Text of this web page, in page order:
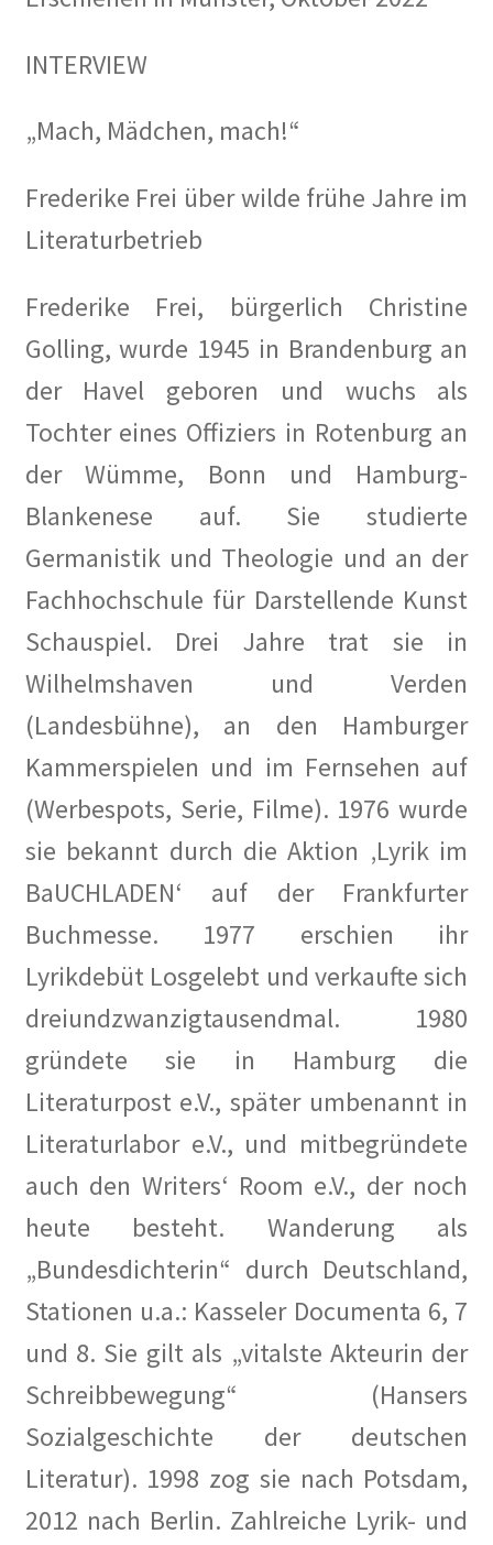
INTERVIEW
„Mach, Mädchen, mach!“
Frederike Frei über wilde frühe Jahre im
Literaturbetrieb
Frederike Frei, bürgerlich Christine
Golling, wurde 1945 in Brandenburg an
der Havel geboren und wuchs als
Tochter eines Offiziers in Rotenburg an
der Wümme, Bonn und Hamburg-
Blankenese auf. Sie studierte
Germanistik und Theologie und an der
Fachhochschule für Darstellende Kunst
Schauspiel. Drei Jahre trat sie in
Wilhelmshaven und Verden
(Landesbühne), an den Hamburger
Kammerspielen und im Fernsehen auf
(Werbespots, Serie, Filme). 1976 wurde
sie bekannt durch die Aktion ‚Lyrik im
BaUCHLADEN‘ auf der Frankfurter
Buchmesse. 1977 erschien ihr
Lyrikdebüt Losgelebt und verkaufte sich
dreiundzwanzigtausendmal. 1980
gründete sie in Hamburg die
Literaturpost e.V., später umbenannt in
Literaturlabor e.V., und mitbegründete
auch den Writers‘ Room e.V., der noch
heute besteht. Wanderung als
„Bundesdichterin“ durch Deutschland,
Stationen u.a.: Kasseler Documenta 6, 7
und 8. Sie gilt als „vitalste Akteurin der
Schreibbewegung“ (Hansers
Sozialgeschichte der deutschen
Literatur). 1998 zog sie nach Potsdam,
2012 nach Berlin. Zahlreiche Lyrik- und